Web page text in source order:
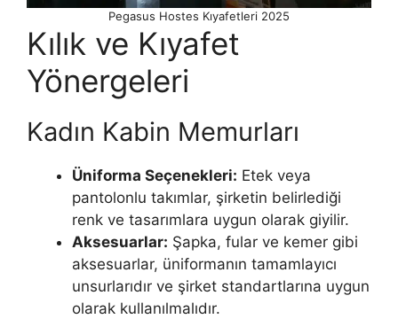
Pegasus Hostes Kıyafetleri 2025
Kılık ve Kıyafet
Yönergeleri
Kadın Kabin Memurları
Üniforma Seçenekleri: Etek veya
pantolonlu takımlar, şirketin belirlediği
renk ve tasarımlara uygun olarak giyilir.
Aksesuarlar: Şapka, fular ve kemer gibi
aksesuarlar, üniformanın tamamlayıcı
unsurlarıdır ve şirket standartlarına uygun
olarak kullanılmalıdır.